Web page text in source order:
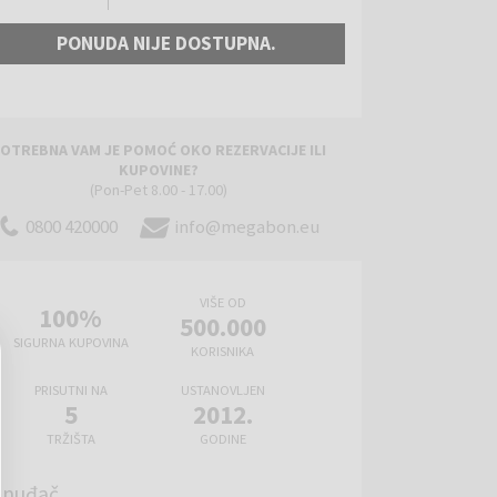
PONUDA NIJE DOSTUPNA.
VAM JE POMOĆ OKO REZERVACIJE ILI
KUPOVINE?
(Pon-Pet 8.00 - 17.00)
0800 420000 info@megabon.eu
100%
SIGURNA KUPOVINA
VIŠE OD
500.000
KORISNIKA
PRISUTNI NA
5
TRŽIŠTA
USTANOVLJEN
2012.
GODINE